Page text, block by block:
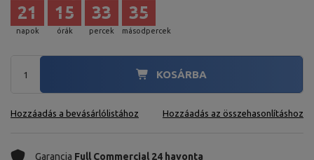
napok
21
órák
15
percek
33
másodpercek
34
KOSÁRBA
Hozzáadás a bevásárlólistához Hozzáadás az összehasonlításhoz
Garancia Full Commercial 24 havonta